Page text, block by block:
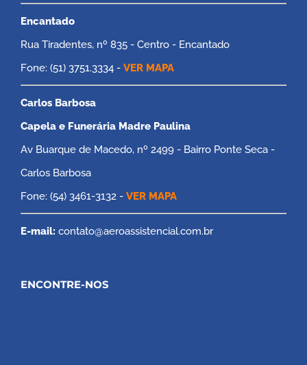
Encantado
Rua Tiradentes, nº 835 - Centro - Encantado
Fone: (51) 3751.3334 - VER MAPA
Carlos Barbosa
Capela e Funerária Madre Paulina
Av Buarque de Macedo, nº 2499 - Bairro Ponte Seca -
Carlos Barbosa
Fone: (54) 3461-3132 - VER MAPA
E-mail: contato@aeroassistencial.com.br
ENCONTRE-NOS